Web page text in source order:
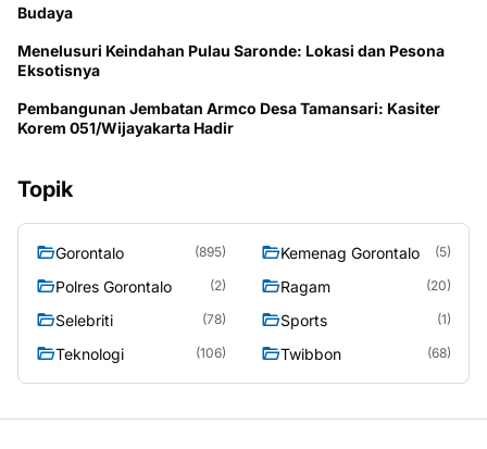
Menelusuri Keindahan Pulau Saronde: Lokasi dan Pesona
Eksotisnya
Pembangunan Jembatan Armco Desa Tamansari: Kasiter
Korem 051/Wijayakarta Hadir
Gorontalo (895) Kemenag Gorontalo (5)
Polres Gorontalo (2) Ragam (20)
Selebriti (78) Sports (1)
Teknologi (106) Twibbon (68)